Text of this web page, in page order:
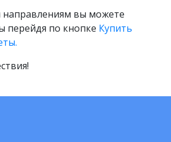
направлениям вы можете
перейдя по кнопке Купить